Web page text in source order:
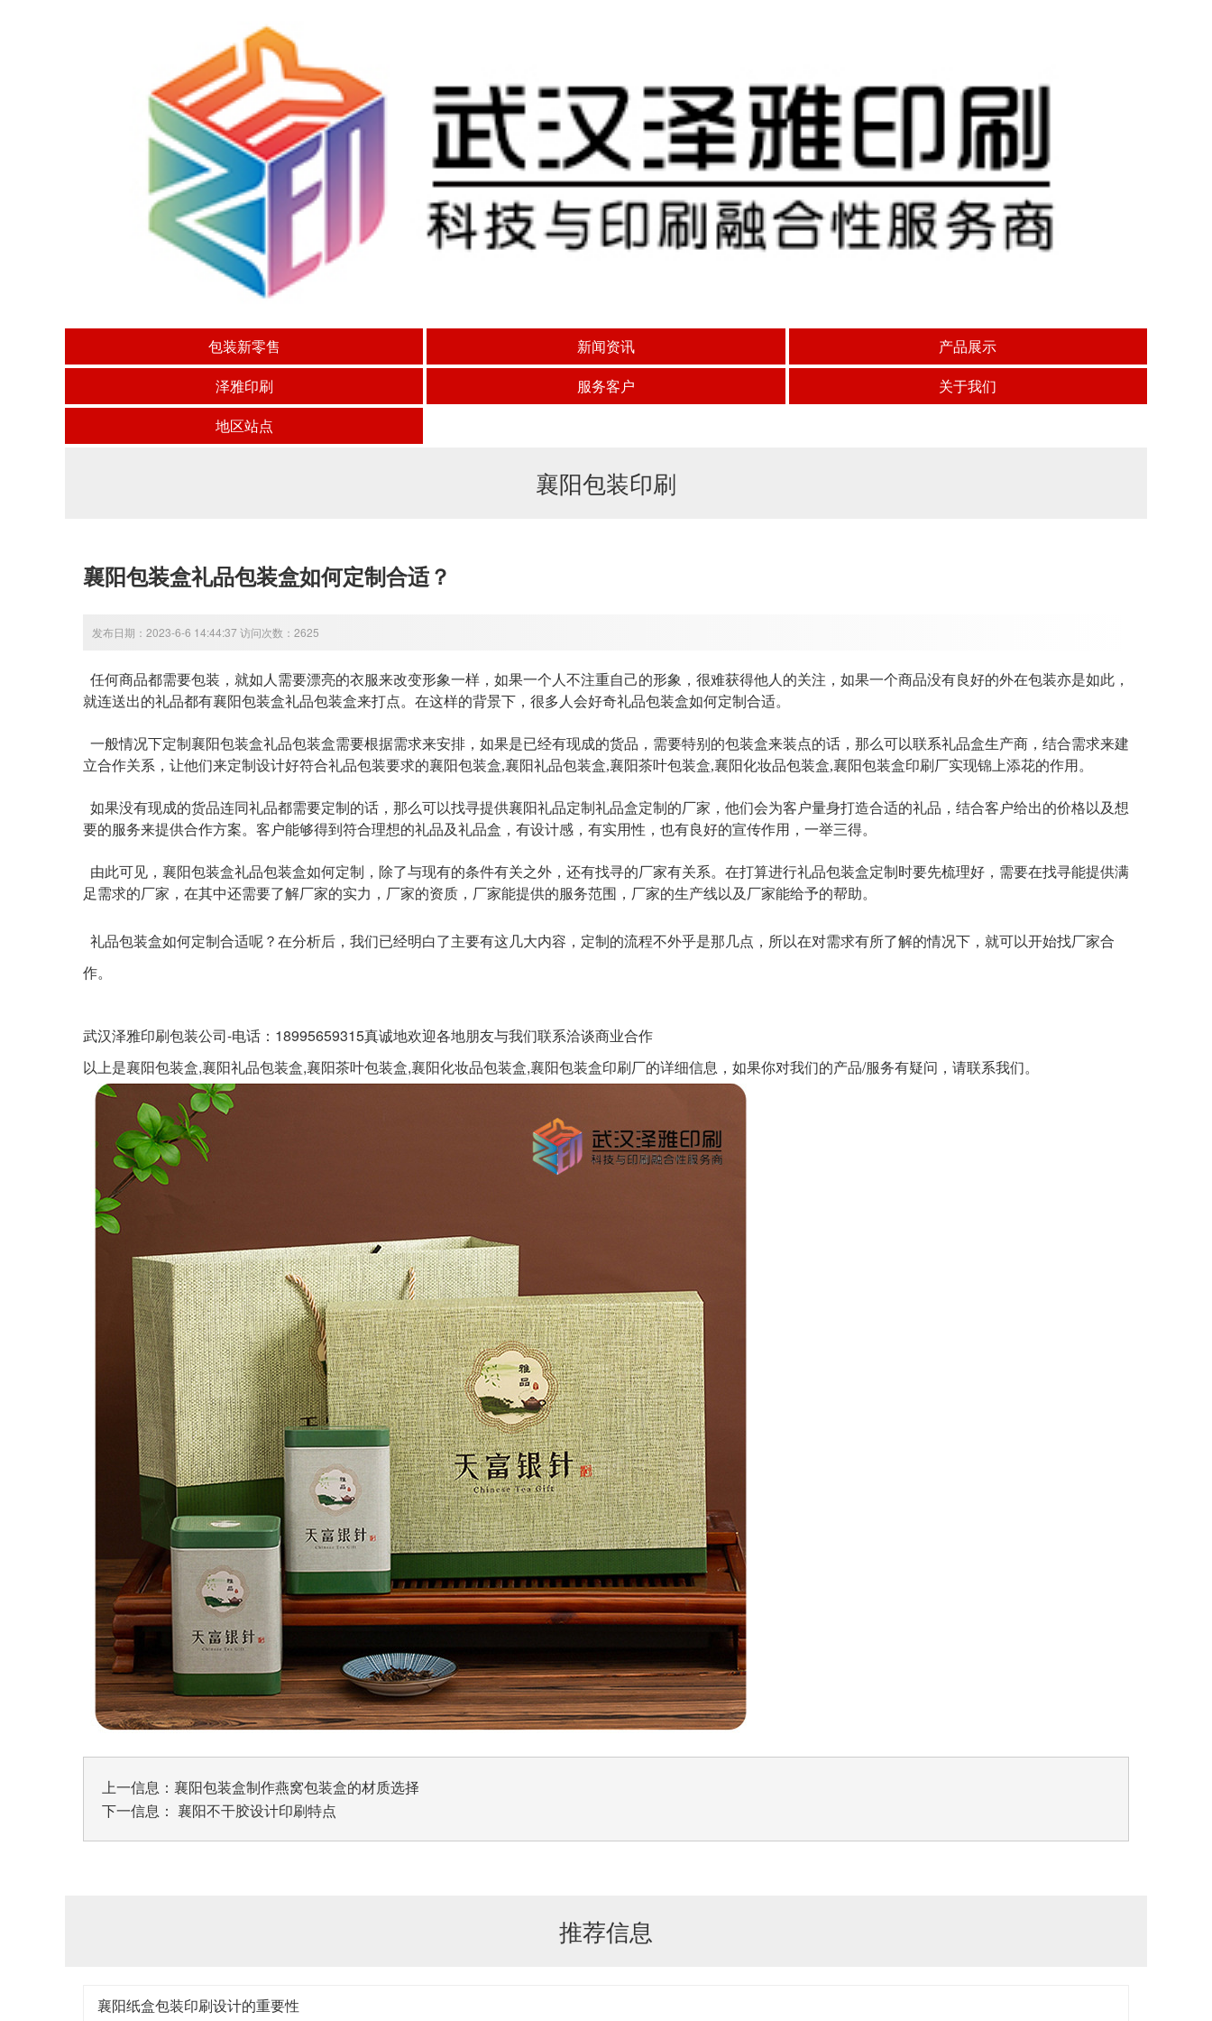
包装新零售 新闻资讯
产品展示
泽雅印刷
服务客户
关于我们
地区站点
襄阳包装印刷
襄阳包装盒礼品包装盒如何定制合适？
发布日期：2023-6-6 14:44:37 访问次数：2625
任何商品都需要包装，就如人需要漂亮的衣服来改变形象一样，如果一个人不注重自己的形象，很难获得他人的关注，如果一个商品没有良好的外在包装亦是如此，
就连送出的礼品都有襄阳包装盒礼品包装盒来打点。在这样的背景下，很多人会好奇礼品包装盒如何定制合适。
一般情况下定制 襄阳包装盒礼品包装盒需要根据需求来安排，如果是已经有现成的货品，需要特别的包装盒来装点的话，那么可以联系礼品盒生产商，结合需求来建
立合作关系，让他们来定制设计好符合礼品包装要求的襄阳包装盒,襄阳礼品包装盒,襄阳茶叶包装盒,襄阳化妆品包装盒,襄阳包装盒印刷厂实现锦上添花的作用。
如果没有现成的货品连同礼品都需要定制的话，那么可以找寻提供襄阳礼品定制礼品盒定制的厂家，他们会为客户量身打造合适的礼品，结合客户给出的价格以及想
要的服务来提供合作方案。客户能够得到符合理想的礼品及礼品盒，有设计感，有实用性，也有良好的宣传作用，一举三得。
由此可见， 襄阳包装盒礼品包装盒如何定制，除了与现有的条件有关之外，还有找寻的厂家有关系。在打算进行礼品包装盒定制时要先梳理好，需要在找寻能提供满
足需求的厂家，在其中还需要了解厂家的实力，厂家的资质，厂家能提供的服务范围，厂家的生产线以及厂家能给予的帮助。
礼品包装盒如何定制合适呢？在分析后，我们已经明白了主要有这几大内容，定制的流程不外乎是那几点，所以在对需求有所了解的情况下，就可以开始找厂家合
作。
武汉泽雅印刷包装公司-电话：18995659315真诚地欢迎各地朋友与我们联系洽谈商业合作
以上是襄阳包装盒,襄阳礼品包装盒,襄阳茶叶包装盒,襄阳化妆品包装盒,襄阳包装盒印刷厂的详细信息，如果你对我们的产品/服务有疑问，请联系我们。
上一信息： 襄阳包装盒制作燕窝包装盒的材质选择
下一信息： 襄阳不干胶设计印刷特点
推荐信息
襄阳纸盒包装印刷设计的重要性